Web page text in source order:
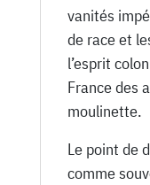
vanités
de race et
l’esprit
France des
moulinette.
Le point de
comme